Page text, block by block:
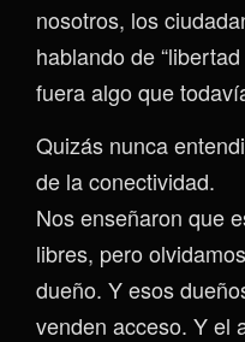
nosotros, los
hablando de
fuera algo que
Quizás nunca
de la conectividad.
Nos enseñaron que
libres, pero
dueño. Y esos
venden acceso. Y el